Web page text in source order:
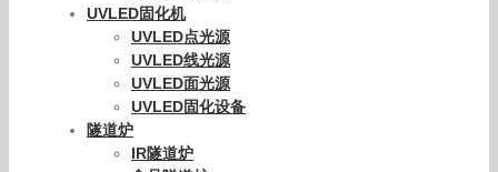
UVLED固化机
UVLED点光源
UVLED线光源
UVLED面光源
UVLED固化设备
隧道炉
IR隧道炉